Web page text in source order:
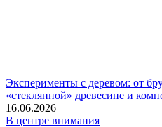
Эксперименты с деревом: от
«стеклянной» древесине и
16.06.2026
В центре внимания